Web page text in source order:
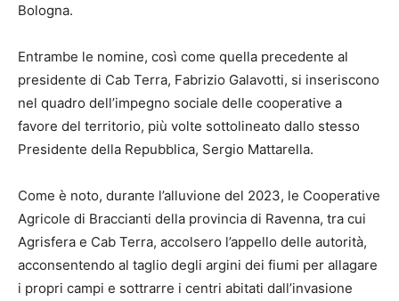
Bologna.
Entrambe le nomine, così come quella precedente al
presidente di Cab Terra, Fabrizio Galavotti, si inseriscono
nel quadro dell’impegno sociale delle cooperative a
favore del territorio, più volte sottolineato dallo stesso
Presidente della Repubblica, Sergio Mattarella.
Come è noto, durante l’alluvione del 2023, le Cooperative
Agricole di Braccianti della provincia di Ravenna, tra cui
Agrisfera e Cab Terra, accolsero l’appello delle autorità,
acconsentendo al taglio degli argini dei fiumi per allagare
i propri campi e sottrarre i centri abitati dall’invasione